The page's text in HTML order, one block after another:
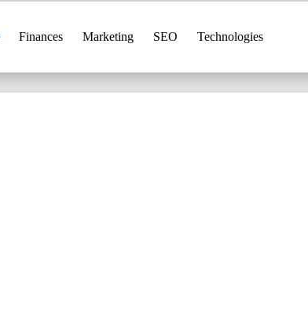
Finances Marketing SEO Technologies